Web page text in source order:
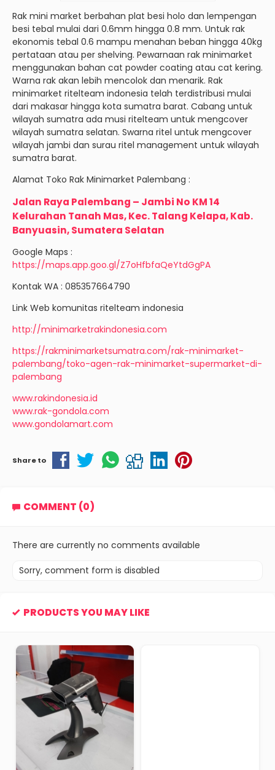
Rak mini market berbahan plat besi holo dan lempengan
besi tebal mulai dari 0.6mm hingga 0.8 mm. Untuk rak
ekonomis tebal 0.6 mampu menahan beban hingga 40kg
pertataan atau per shelving. Pewarnaan rak minimarket
menggunakan bahan cat powder coating atau cat kering.
Warna rak akan lebih mencolok dan menarik. Rak
minimarket ritelteam indonesia telah terdistribusi mulai
dari makasar hingga kota sumatra barat. Cabang untuk
wilayah sumatra ada musi ritelteam untuk mengcover
wilayah sumatra selatan. Swarna ritel untuk mengcover
wilayah jambi dan surau ritel management untuk wilayah
sumatra barat.
Alamat Toko Rak Minimarket Palembang :
Jalan Raya Palembang – Jambi No KM 14
Kelurahan Tanah Mas, Kec. Talang Kelapa, Kab.
Banyuasin, Sumatera Selatan
Google Maps :
https://maps.app.goo.gl/Z7oHfbfaQeYtdGgPA
Kontak WA : 085357664790
Link Web komunitas ritelteam indonesia
http://minimarketrakindonesia.com
https://rakminimarketsumatra.com/rak-minimarket-
palembang/toko-agen-rak-minimarket-supermarket-di-
palembang
www.rakindonesia.id
www.rak-gondola.com
www.gondolamart.com
Share to
COMMENT (0)
There are currently no comments available
Sorry, comment form is disabled
PRODUCTS YOU MAY LIKE